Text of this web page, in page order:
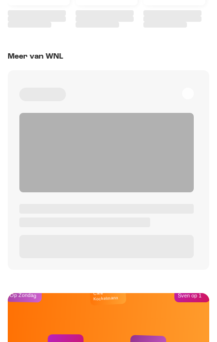
Meer van WNL
Op Zondag Café
Kockelmann Sven op 1